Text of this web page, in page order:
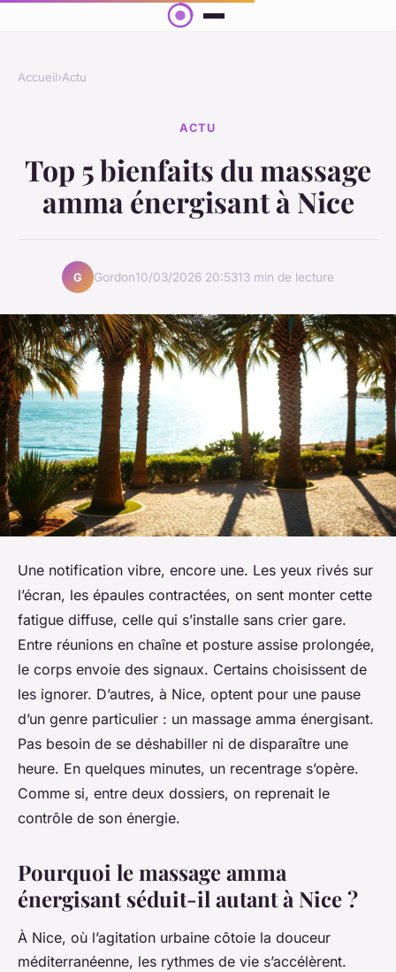
Accueil›Actu
ACTU
Top 5 bienfaits du massage
amma énergisant à Nice
G Gordon10/03/2026 20:5313 min de lecture
Une notification vibre, encore une. Les yeux rivés sur
l’écran, les épaules contractées, on sent monter cette
fatigue diffuse, celle qui s’installe sans crier gare.
Entre réunions en chaîne et posture assise prolongée,
le corps envoie des signaux. Certains choisissent de
les ignorer. D’autres, à Nice, optent pour une pause
d’un genre particulier : un massage amma énergisant.
Pas besoin de se déshabiller ni de disparaître une
heure. En quelques minutes, un recentrage s’opère.
Comme si, entre deux dossiers, on reprenait le
contrôle de son énergie.
Pourquoi le massage amma
énergisant séduit-il autant à Nice ?
À Nice, où l’agitation urbaine côtoie la douceur
méditerranéenne, les rythmes de vie s’accélèrent.